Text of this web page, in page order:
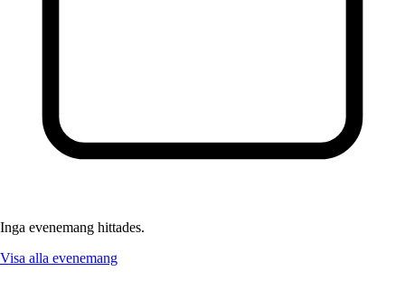
Inga evenemang hittades.
Visa alla evenemang